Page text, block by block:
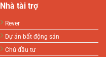
Nhà tài trợ
Rever
Dự án bất động sản
Chủ đầu tư